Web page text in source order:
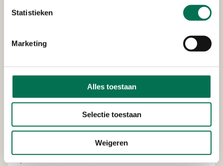
Statistieken
Marketing
Alles toestaan
Selectie toestaan
Weigeren
onze collega’s gastcolleges bij scholen om daar iets te
vertellen over ondermijning. Goed om onze kennis te
Hoeveel controles voerden we
Hans vertelt: ‘we voerden dit jaar zo’n 40 integrale
controles uit’. ‘Per situatie wegen we af of de rol van
‘Sowieso als er een milieubelastende activiteit